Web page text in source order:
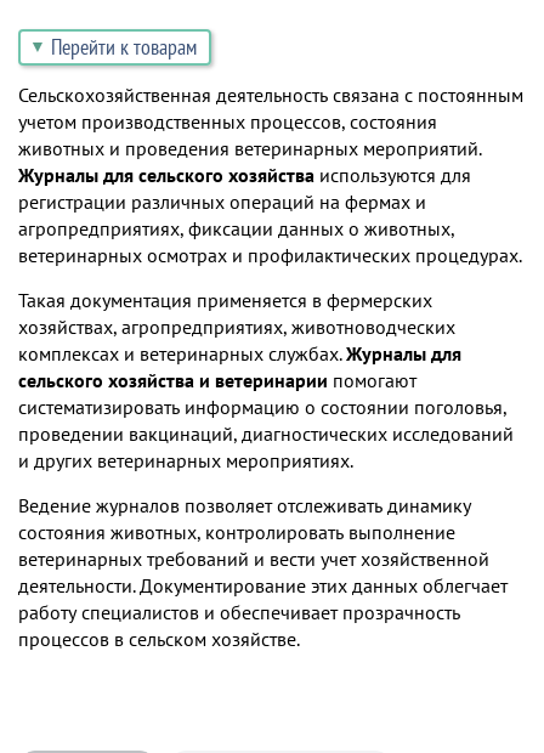
Обзоры
Контакты
Перейти к товарам
Сельскохозяйственная деятельность связана с постоянным
учетом производственных процессов, состояния
животных и проведения ветеринарных мероприятий.
Журналы для сельского хозяйства используются для
регистрации различных операций на фермах и
агропредприятиях, фиксации данных о животных,
ветеринарных осмотрах и профилактических процедурах.
Такая документация применяется в фермерских
хозяйствах, агропредприятиях, животноводческих
комплексах и ветеринарных службах.Журналы для
сельского хозяйства и ветеринарии помогают
систематизировать информацию о состоянии поголовья,
проведении вакцинаций, диагностических исследований
и других ветеринарных мероприятиях.
Ведение журналов позволяет отслеживать динамику
состояния животных, контролировать выполнение
ветеринарных требований и вести учет хозяйственной
деятельности. Документирование этих данных облегчает
работу специалистов и обеспечивает прозрачность
процессов в сельском хозяйстве.